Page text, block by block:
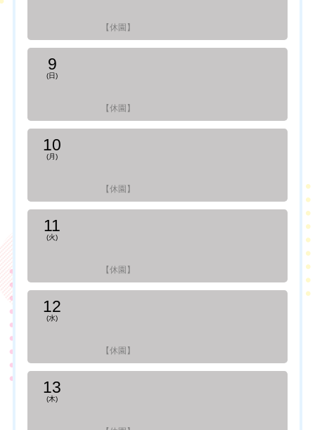
【休園】
9
(日)
【休園】
10
(月)
【休園】
11
(火)
【休園】
12
(水)
【休園】
13
(木)